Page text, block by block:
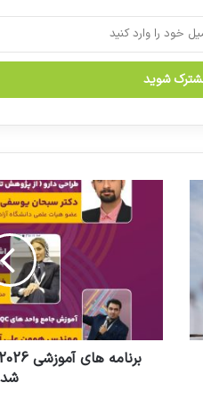
مدیرکل
دارو+گزارش
ی
شد